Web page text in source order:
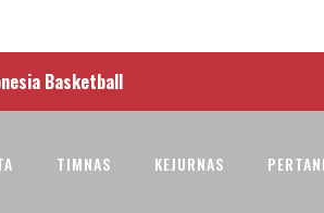
Basketball
TIMNAS KEJURNAS